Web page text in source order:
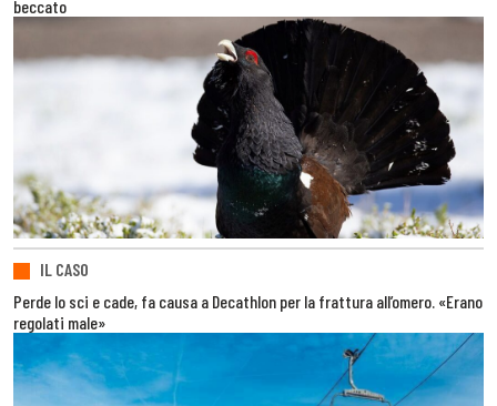
beccato
IL CASO
Perde lo sci e cade, fa causa a Decathlon per la frattura all’omero. «Erano
regolati male»